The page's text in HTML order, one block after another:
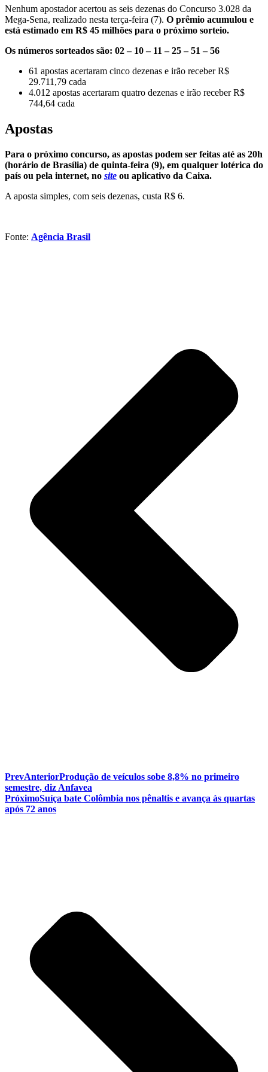
Nenhum apostador acertou as seis dezenas do Concurso 3.028 da
Mega-Sena, realizado nesta terça-feira (7). O prêmio acumulou e
está estimado em R$ 45 milhões para o próximo sorteio.
Os números sorteados são: 02 – 10 – 11 – 25 – 51 – 56
61 apostas acertaram cinco dezenas e irão receber R$
29.711,79 cada
4.012 apostas acertaram quatro dezenas e irão receber R$
744,64 cada
Apostas
Para o próximo concurso, as apostas podem ser feitas até as 20h
(horário de Brasília) de quinta-feira (9), em qualquer lotérica do
país ou pela internet, no site ou aplicativo da Caixa.
A aposta simples, com seis dezenas, custa R$ 6.
Fonte: Agência Brasil
PrevAnteriorProdução de veículos sobe 8,8% no primeiro
semestre, diz Anfavea
PróximoSuíça bate Colômbia nos pênaltis e avança às quartas
após 72 anos